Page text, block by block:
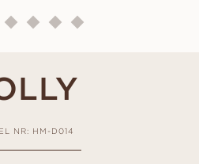
NR: HM-D014